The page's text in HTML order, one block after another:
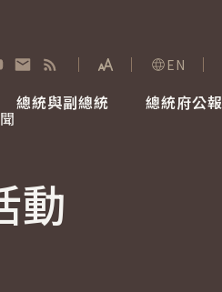
展開字級選單
EN
總統與副總統 總統府公報
動